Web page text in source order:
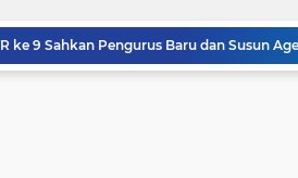
ke 9 Sahkan Pengurus Baru dan Susun